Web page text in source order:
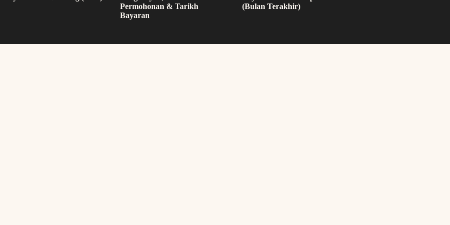
Permohonan & Tarikh
Bayaran
(Bulan Terakhir)